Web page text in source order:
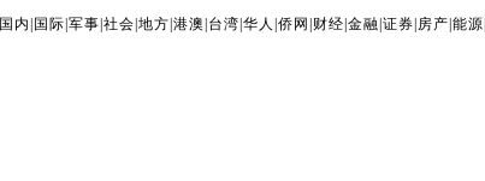
国内 国际 军事 社会 地方 港澳 台湾 华人 侨网 财经 金融 证券 房产 能源